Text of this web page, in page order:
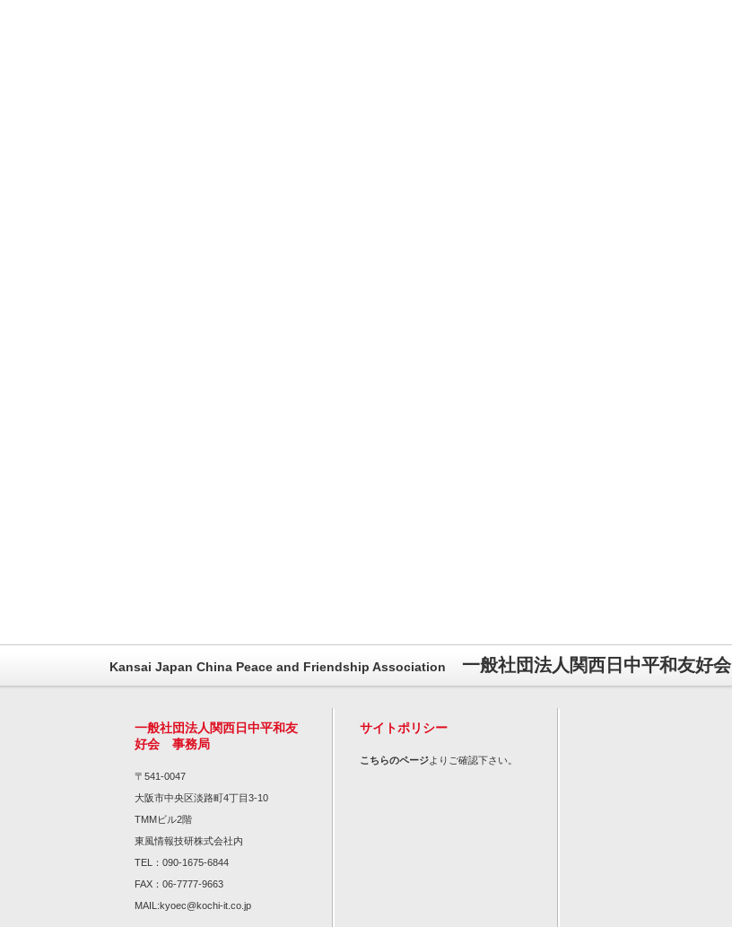
Kansai Japan China Peace and Friendship Association 一般社団法人関西日中平和友好会
一般社団法人関西日中平和友
好会 事務局
〒541-0047
大阪市中央区淡路町4丁目3-10
TMMビル2階
東風情報技研株式会社内
TEL：090-1675-6844
FAX：06-7777-9663
MAIL:kyoec@kochi-it.co.jp
サイトポリシー
こちらのページよりご確認下さい。